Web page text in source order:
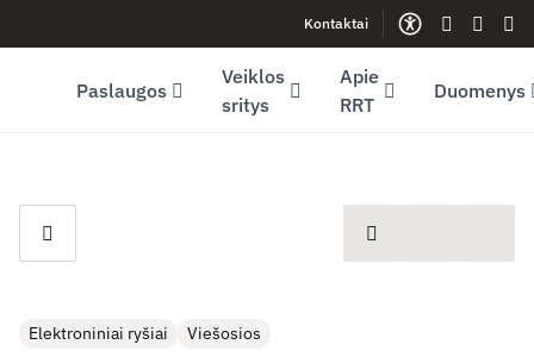
Youtube (opens in new window)Kontaktai
Gestų
Paslaugos
Veiklos
sritys
Apie
RRT
Duomenys
spausdinti
Elektroniniai ryšiai Viešosios